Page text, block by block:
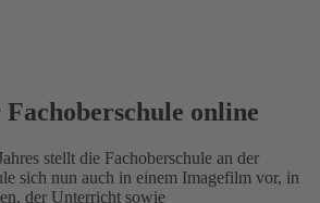
online
stellt die Fachoberschule an der
sich nun auch in einem Imagefilm vor, in
der Unterricht sowie